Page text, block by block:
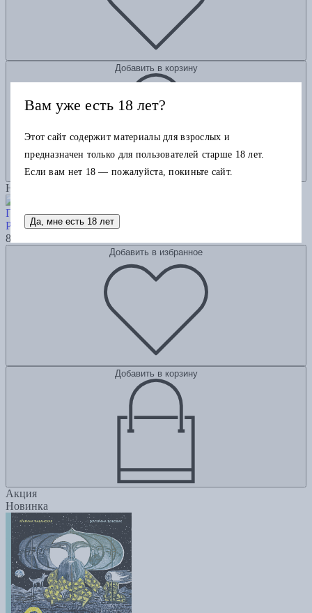
Добавить в корзину
Новинка
Гриша не свидетель. Новая редакция с чёрными строками
Рябцева Н.
895
Добавить в избранное
Добавить в корзину
Акция
Новинка
Вам уже есть 18 лет?
Этот сайт содержит материалы для взрослых и
предназначен только для пользователей старше 18 лет.
Если вам нет 18 — пожалуйста, покиньте сайт.
Да, мне есть 18 лет